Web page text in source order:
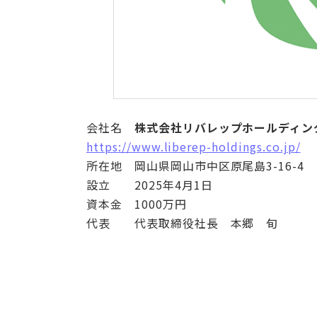
会社名 株式会社リバレップホールディ
https://www.liberep-holdings.co.jp/
所在地 岡山県岡山市中区原尾島3-16-4
設立 2025年4月1日
資本金 1000万円
代表 代表取締役社長 本郷 旬